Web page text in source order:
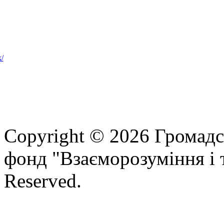
Copyright © 2026
фонд "Взаєморозуміння і
Reserved.